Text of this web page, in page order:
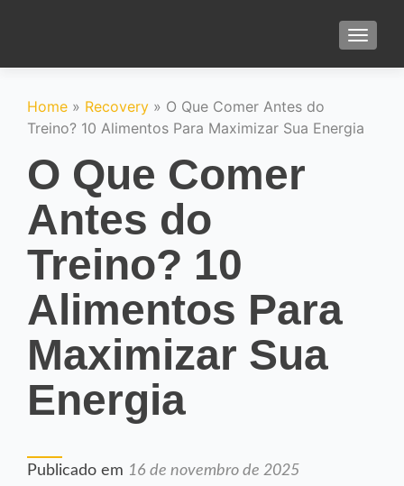
Home » Recovery » O Que Comer Antes do
Treino? 10 Alimentos Para Maximizar Sua Energia
O Que Comer
Antes do
Treino? 10
Alimentos Para
Maximizar Sua
Energia
Publicado em 16 de novembro de 2025